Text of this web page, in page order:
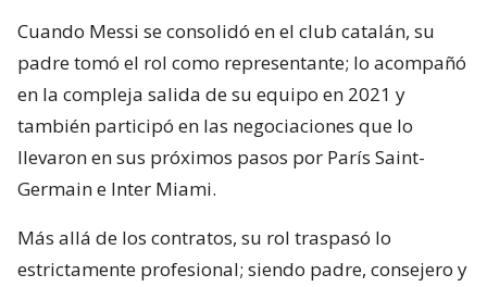
Cuando Messi se consolidó en el club catalán, su
padre tomó el rol como representante; lo acompañó
en la compleja salida de su equipo en 2021 y
también participó en las negociaciones que lo
llevaron en sus próximos pasos por París Saint-
Germain e Inter Miami.
Más allá de los contratos, su rol traspasó lo
estrictamente profesional; siendo padre, consejero y